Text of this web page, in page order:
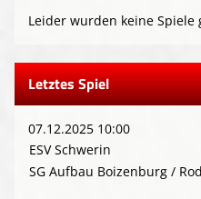
Leider wurden keine Spiele
Letztes Spiel
07.12.2025 10:00
ESV Schwerin
SG Aufbau Boizenburg /